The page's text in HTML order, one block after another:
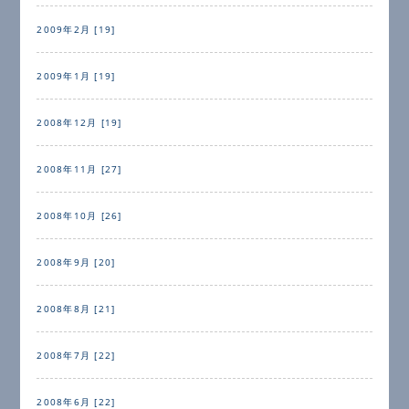
2009年2月 [19]
2009年1月 [19]
2008年12月 [19]
2008年11月 [27]
2008年10月 [26]
2008年9月 [20]
2008年8月 [21]
2008年7月 [22]
2008年6月 [22]